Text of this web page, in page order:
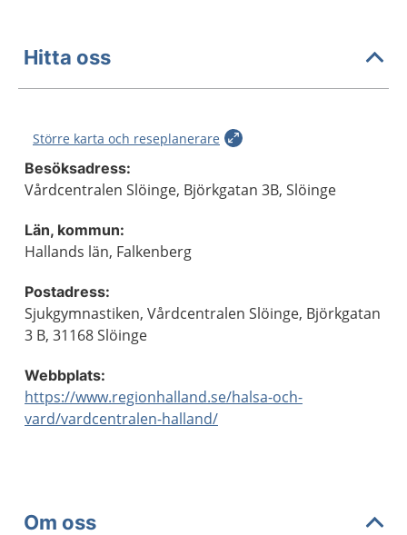
Hitta oss
Större karta och reseplanerare
Besöksadress:
Vårdcentralen Slöinge, Björkgatan 3B, Slöinge
Län, kommun:
Hallands län, Falkenberg
Postadress:
Sjukgymnastiken, Vårdcentralen Slöinge, Björkgatan
3 B, 31168 Slöinge
Webbplats:
https://www.regionhalland.se/halsa-och-
vard/vardcentralen-halland/
Om oss